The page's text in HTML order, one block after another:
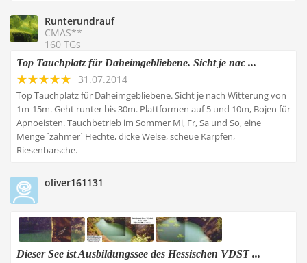
Runterundrauf
CMAS**
160 TGs
Top Tauchplatz für Daheimgebliebene. Sicht je nac ...
31.07.2014
Top Tauchplatz für Daheimgebliebene. Sicht je nach Witterung von
1m-15m. Geht runter bis 30m. Plattformen auf 5 und 10m, Bojen für
Apnoeisten. Tauchbetrieb im Sommer Mi, Fr, Sa und So, eine
Menge ´zahmer´ Hechte, dicke Welse, scheue Karpfen,
Riesenbarsche.
oliver161131
Dieser See ist Ausbildungssee des Hessischen VDST ...